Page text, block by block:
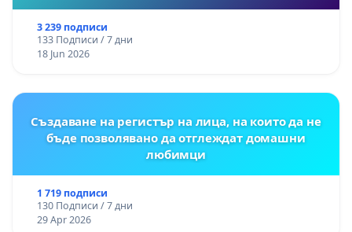
3 239 подписи
133 Подписи / 7 дни
18 Jun 2026
Създаване на регистър на лица, на които да не
бъде позволявано да отглеждат домашни
любимци
1 719 подписи
130 Подписи / 7 дни
29 Apr 2026